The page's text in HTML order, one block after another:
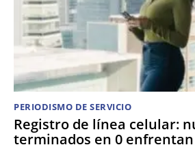
PERIODISMO DE SERVICIO
Registro de línea celular:
terminados en 0